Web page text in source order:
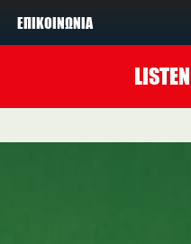
ΕΠΙΚΟΙΝΩΝΊΑ
LISTEN